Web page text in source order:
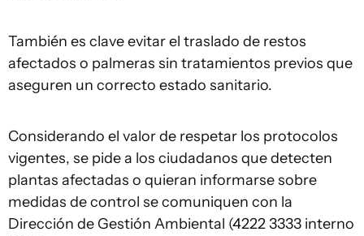
También es clave evitar el traslado de restos
afectados o palmeras sin tratamientos previos que
aseguren un correcto estado sanitario.
Considerando el valor de respetar los protocolos
vigentes, se pide a los ciudadanos que detecten
plantas afectadas o quieran informarse sobre
medidas de control se comuniquen con la
Dirección de Gestión Ambiental (4222 3333 interno